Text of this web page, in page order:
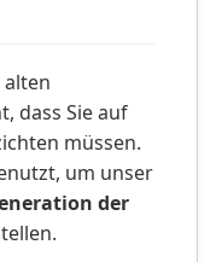
alten
dass Sie auf
müssen.
um unser
der